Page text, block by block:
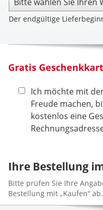
Der endgültige
Gratis
Ich möchte mit
Freude machen,
kostenlos eine
Ihre Bestellung
Bitte prüfen Sie Ihre
Bestellung mit „Kaufen“ ab.